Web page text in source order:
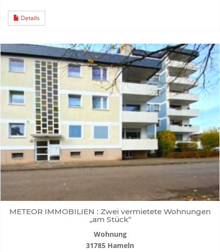
Details
METEOR IMMOBILIEN : Zwei vermietete Wohnungen
„am Stück“
Wohnung
31785 Hameln